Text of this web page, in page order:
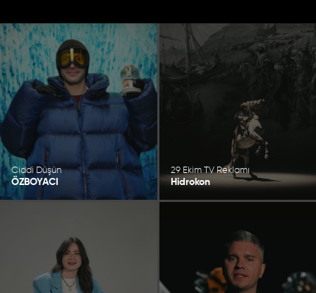
Ciddi Düşün
ÖZBOYACI
29 Ekim TV Reklamı
Hidrokon